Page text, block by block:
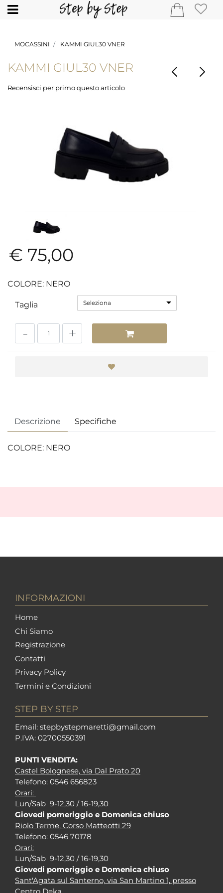
Open
MOCASSINI KAMMI GIUL30 VNER
KAMMI GIUL30 VNER
Recensisci per primo questo articolo
€ 75,00
COLORE: NERO
Taglia Seleziona
Descrizione Specifiche
COLORE: NERO
INFORMAZIONI
Home
Chi Siamo
Registrazione
Contatti
Privacy Policy
Termini e Condizioni
STEP BY STEP
Email: stepbystepmaretti@gmail.com
P.IVA: 02700550391
PUNTI VENDITA:
Castel Bolognese, via Dal Prato 20
Telefono: 0546 656823
Orari:
Lun/Sab 9-12,30 / 16-19,30
Giovedi pomeriggio e Domenica chiuso
Riolo Terme, Corso Matteotti 29
Telefono: 0546 70178
Orari:
Lun/Sab 9-12,30 / 16-19,30
Giovedi pomeriggio e Domenica chiuso
Sant'Agata sul Santerno, via San Martino 1, presso